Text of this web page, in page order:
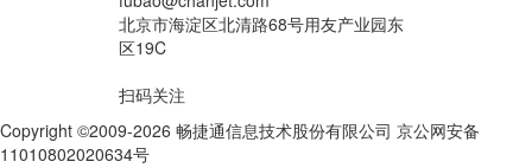
北京市海淀区北清路68号用友产业园东
区19C
扫码关注
Copyright ©2009-2026 畅捷通信息技术股份有限公司 京公网安备
11010802020634号